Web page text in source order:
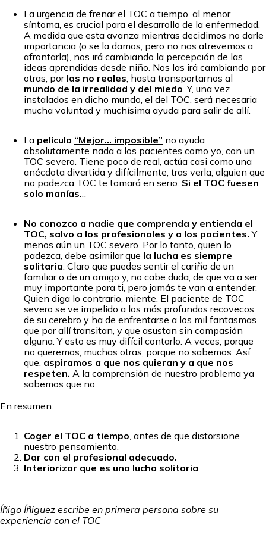
La urgencia de frenar el TOC a tiempo, al menor
síntoma, es crucial para el desarrollo de la enfermedad.
A medida que esta avanza mientras decidimos no darle
importancia (o se la damos, pero no nos atrevemos a
afrontarla), nos irá cambiando la percepción de las
ideas aprendidas desde niño. Nos las irá cambiando por
otras, por las no reales, hasta transportarnos al
mundo de la irrealidad y del miedo. Y, una vez
instalados en dicho mundo, el del TOC, será necesaria
mucha voluntad y muchísima ayuda para salir de allí.
La película “Mejor… imposible” no ayuda
absolutamente nada a los pacientes como yo, con un
TOC severo. Tiene poco de real, actúa casi como una
anécdota divertida y difícilmente, tras verla, alguien que
no padezca TOC te tomará en serio. Si el TOC fuesen
solo manías…
No conozco a nadie que comprenda y entienda el
TOC, salvo a los profesionales y a los pacientes. Y
menos aún un TOC severo. Por lo tanto, quien lo
padezca, debe asimilar que la lucha es siempre
solitaria. Claro que puedes sentir el cariño de un
familiar o de un amigo y, no cabe duda, de que va a ser
muy importante para ti, pero jamás te van a entender.
Quien diga lo contrario, miente. El paciente de TOC
severo se ve impelido a los más profundos recovecos
de su cerebro y ha de enfrentarse a los mil fantasmas
que por allí transitan, y que asustan sin compasión
alguna. Y esto es muy difícil contarlo. A veces, porque
no queremos; muchas otras, porque no sabemos. Así
que, aspiramos a que nos quieran y a que nos
respeten. A la comprensión de nuestro problema ya
sabemos que no.
En resumen:
Coger el TOC a tiempo, antes de que distorsione
nuestro pensamiento.
Dar con el profesional adecuado.
Interiorizar que es una lucha solitaria.
Íñigo Íñiguez escribe en primera persona sobre su
experiencia con el TOC